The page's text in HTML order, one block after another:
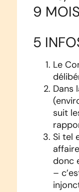
9
5
Le
Dans
suit
Si tel
donc
–